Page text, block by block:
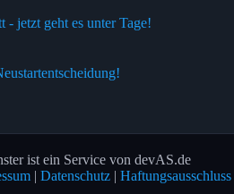
- jetzt geht es unter Tage!
ist ein Service von devAS.de
| Datenschutz| Haftungsausschluss